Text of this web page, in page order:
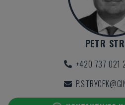
PETR
+420 737 021